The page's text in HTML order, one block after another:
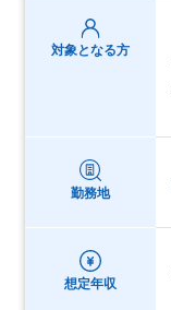
対象となる方
勤務地
想定年収